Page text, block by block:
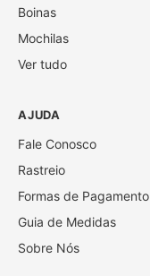
Boinas
Mochilas
Ver tudo
AJUDA
Fale Conosco
Rastreio
Formas de Pagamento
Guia de Medidas
Sobre Nós